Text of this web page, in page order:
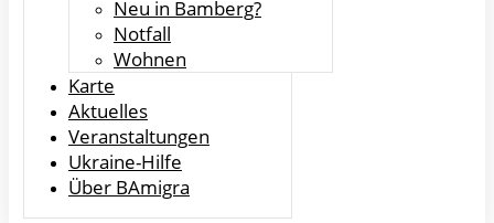
Neu in Bamberg?
Notfall
Wohnen
Karte
Aktuelles
Veranstaltungen
Ukraine-Hilfe
Über BAmigra